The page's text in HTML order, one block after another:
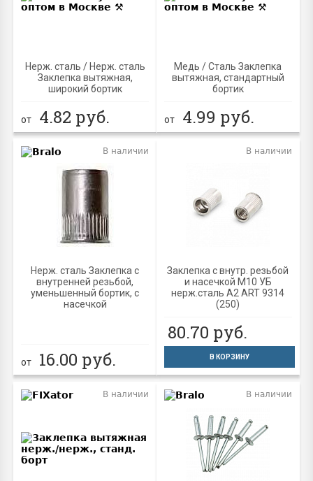
Нерж. сталь / Нерж. сталь
Заклепка вытяжная,
широкий бортик
от 4.82 руб.
Медь / Сталь Заклепка
вытяжная, стандартный
бортик
от 4.99 руб.
Нерж. сталь Заклепка с
внутренней резьбой,
уменьшенный бортик, с
насечкой
В наличии
от 16.00 руб.
Заклепка с внутр. резьбой
и насечкой М10 УБ
нерж.сталь A2 ART 9314
(250)
В наличии
80.70 руб.
В КОРЗИНУ
В наличии В наличии